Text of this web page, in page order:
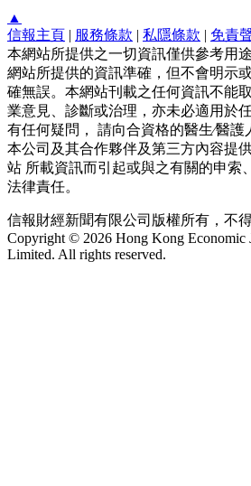
▲
信報主頁 | 服務條款 | 私隱條款 | 免責
本網站所提供之一切資訊僅供參考用
網站所提供的資訊準確，但不會明示
確無誤。本網站刊載之任何資訊不能
業意見、診斷或治理，亦未必適用於
有任何疑問， 請向合資格的醫生∕醫護
本公司及其合作夥伴及第三方內容提
站 所載資訊而引起或與之有關的申索
法律責任。
信報財經新聞有限公司版權所有，不得
Copyright © 2026 Hong Kong Economic
Limited. All rights reserved.